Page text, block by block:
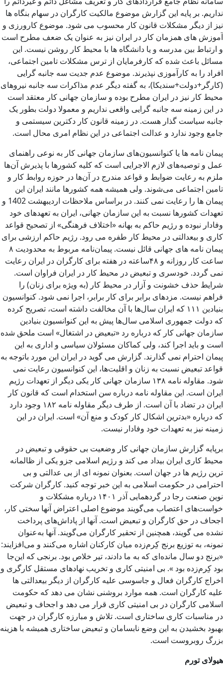
نداریم. بر پایه این گزارش موضوع مالکیت کارگران در سهام بنگاه ها
نیز از دیگر مشکلات قانون کار محسوب می شود. موضوع کارورزی و
آموزش های همزمان کار در ایران نیز به عنوان یک ضعف مطرح است
و ارتباط بین مدرسه و یا دانشگاه ها با محیط کار روشن نیست. این
مسائل باعث شده که کارفرمایان از ترس مشکلات تامین اجتماعی،
افراد را به کارآموزی نپذیرند. موضوع عدم جدیت سه جانبه گرایی
(کارگر+دولت+سندیکا)، به گفته دیگر عدم مذاکرات سه جانبه نیروهای
محیط کار نیز در ایران مطرح بوده و سازمان جهانی کار معتقد است
در این زمینه سه جانبه گرایی واقعی نداریم و معمولا دولت بطور یک
جانبه سیاست گذار هست. در زمینه قانون کار دکترین سیستمی و
جامع وجود ندارد و عدالت اجتماعی در این نظام امری محال است.
پیمان نامه ها یا کنوانسیون‌های سازمان جهانی کار به نوعی راهنمای
عمل و توصیه‌های لازم الاجرایی است که کلیه کشورها با پذیرش آن‌ها
ملزم به رعایت ضوابط و قواعد مندرج در آن‌ها در حوزه روابط کار و
تامین اجتماعی می‌شوند. ولی همیشه همه کشورها مانند ایران این
پیمان ها را رعایت نمی کنند. در براساس ملاحظات اردیبهشت 1402 و
تعهدات کشورها نسبت به این سازمان جهانی، ایران به تعهدهای خود
وفادار نبوده و رژیم حاکم به بهانه «اختلاف فرهنگی» از تصحیح قواعد
کاری و بیعدالتی در محیط کار طفره می رود. رژیم حاکم ارزشی برای
پیمان نامه های جهانی قائل نیست. پیمان‌نامه مربوط به محدودیت ۸
ساعت کار روزانه و ۴۸ساعته در هفته برای کارگران در ایران رعایت
نمی گردد. خودسری و تبعیض در محیط کار در ایران فراوان است.
شرایط حذف خشونت و آزار در محیط کار (به ویژه برای زنان) را
فراهم نیست. مزدهای برابر برای کار برابر، اجرا نمی شود. کنوانسیون
بنیادین ۱۱۱ که ایران سال‌ها با آن مخالفت داشته است، تصریح کرده
که دولت جمهوری اسلامی سال‌ها پیش به این کنوانسیون بنیادین
سازمان جهانی کار که درباره رد «تبعیض در اشتغال» است ملحق شده
است و باید اجرا کند، ولی کماکان مسئولان سیاسی و اداری به این
پیمان احترام نمی گذارند. گزارش می گوید در ایران این مورد باتوجه به
قواعد تبعیض نسبت به زنان و اقلیت‌ها، این کنوانسیون رعایت نمی
شود. مقاوله نامه ۱۳۸ سازمان جهانی کار یکی دیگر از تعهدات رژیم
ایران است. این مقاوله نامه درباره سن استخدام است که قانون کار
ایران در تضاد با آن است. از طرف دیگر مقاوله نامه ۱۸۲ وجود دارد
که درباره «بدترین اشکال کار کودک و منع آن» است. ایران در این
زمینه نیز به تعهدات خود وفادار نیست.
برپایه گزارش سازمان جهانی کار وضعیت بی حقوقی و تبعیض در
محیط کاری ایران بیداد می کند و رژیم اسلامی جزو یکی از ظالمانه
ترین رژیم ها در جهان است. بعنوان نمونه ای از بی عدالتی و بی
احترامی در حکومت اسلامی به این خبر توجه کنید. کارگران شرکت
نوین صنعت رجا در گردهمایی آذر ۱۴۰۱ درباره مشکلات و
خواست‌های اعتصاب می‌گویند موضوع اصلی اعتراض آنها سختی کار،
اجحاف در حق کارگران و تبعیض است. آنها از پاداش‌های پرداخت
نشده می گویند، همچنین از تحقیر کارگران می‌گویند. آنها به‌عنوان
نمونه، به توزیع برنج کِرم‌زده میان کارکنان اشاره می‌کنند و می‌افزایند:
«برنج دو سال مانده‌ای که به ما دادند، تیر خلاص بود. برنجی که این‌جا
بود کِرم‌زده بود ». بی امنیتی کاری و تخریب نهادهای مستقل کارگری و
اخراج کارگران فعال و جاسوسی علیه کارگران از دیگر بیعدالتی ها
علیه کارگران است. همه موارد بروشنی نشان می دهد که حکومت
اسلامی کارگران در بی امنیتی کاری قرار می دهد و اجحاف و تبعیض
در مناسبات کاری ساختاری است. تلاش و مبارزه کارگران در جهت
بهبود بخشیدن به این وضع نابسامان و تبعیض ساختاری همیشه با هزینه
بزرگ روبروست است.
هیولای تورم